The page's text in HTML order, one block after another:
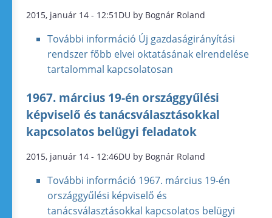
2015, január 14 - 12:51DU by Bognár Roland
További információ Új gazdaságirányítási
rendszer főbb elvei oktatásának elrendelése
tartalommal kapcsolatosan
1967. március 19-én országgyűlési
képviselő és tanácsválasztásokkal
kapcsolatos belügyi feladatok
2015, január 14 - 12:46DU by Bognár Roland
További információ 1967. március 19-én
országgyűlési képviselő és
tanácsválasztásokkal kapcsolatos belügyi